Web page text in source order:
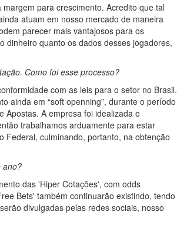
para crescimento. Acredito que tal
atuam em nosso mercado de maneira
parecer mais vantajosos para os
dinheiro quanto os dados desses jogadores,
Como foi esse processo?
com as leis para o setor no Brasil.
ainda em “soft openning”, durante o período
Apostas. A empresa foi idealizada e
trabalhamos arduamente para estar
Federal, culminando, portanto, na obtenção
ano?
das 'Hiper Cotações', com odds
Bets' também continuarão existindo, tendo
divulgadas pelas redes sociais, nosso